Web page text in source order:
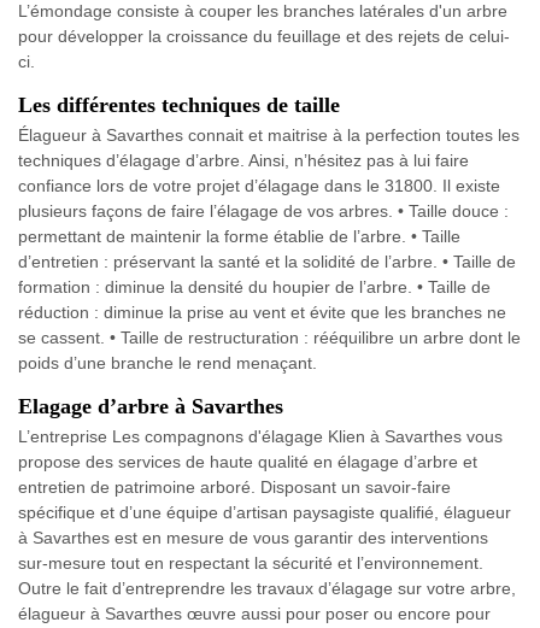
L’émondage consiste à couper les branches latérales d'un arbre
pour développer la croissance du feuillage et des rejets de celui-
ci.
Les différentes techniques de taille
Élagueur à Savarthes connait et maitrise à la perfection toutes les
techniques d’élagage d’arbre. Ainsi, n’hésitez pas à lui faire
confiance lors de votre projet d’élagage dans le 31800. Il existe
plusieurs façons de faire l’élagage de vos arbres. • Taille douce :
permettant de maintenir la forme établie de l’arbre. • Taille
d’entretien : préservant la santé et la solidité de l’arbre. • Taille de
formation : diminue la densité du houpier de l’arbre. • Taille de
réduction : diminue la prise au vent et évite que les branches ne
se cassent. • Taille de restructuration : rééquilibre un arbre dont le
poids d’une branche le rend menaçant.
Elagage d’arbre à Savarthes
L’entreprise Les compagnons d'élagage Klien à Savarthes vous
propose des services de haute qualité en élagage d’arbre et
entretien de patrimoine arboré. Disposant un savoir-faire
spécifique et d’une équipe d’artisan paysagiste qualifié, élagueur
à Savarthes est en mesure de vous garantir des interventions
sur-mesure tout en respectant la sécurité et l’environnement.
Outre le fait d’entreprendre les travaux d’élagage sur votre arbre,
élagueur à Savarthes œuvre aussi pour poser ou encore pour